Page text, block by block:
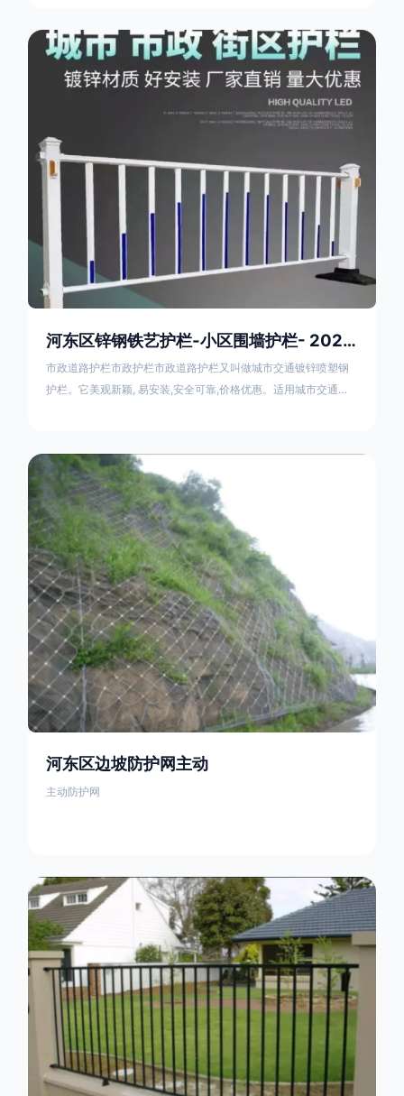
边丝护栏网由低碳钢丝（Q235材质）通过焊接或编织形成网格结
构，网片两侧各有一根加固的纵向钢丝（双边丝），用于与立柱
连接固定。其表面通常采用镀锌、喷塑或浸塑处理，以增强耐腐
河东区锌钢铁艺护栏-小区围墙护栏- 2025年17631598285新报价
市政道路护栏市政护栏市政道路护栏又叫做城市交通镀锌喷塑钢
护栏。它美观新颖, 易安装,安全可靠,价格优惠。适用城市交通要
隔离栏，市政道路隔离护栏，人行道路护栏，机动与非机动隔离
护栏、道路中心隔离护栏、带广告牌道路隔离护栏、河道安全护
栏、草坪花坛护栏等市政道路隔离护栏规格齐全、品种多，可以
任
河东区边坡防护网主动
主动防护网